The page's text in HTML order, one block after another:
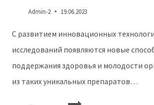
Admin-2 19.06.2023
С развитием инновационных
исследований появляются новые
поддержания здоровья и молодости
из таких уникальных препаратов…
ИОНЫ